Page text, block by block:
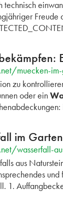
technisch
Freude
muecken-
zu
oder ein
im
wasserfall-
aus
und
1.